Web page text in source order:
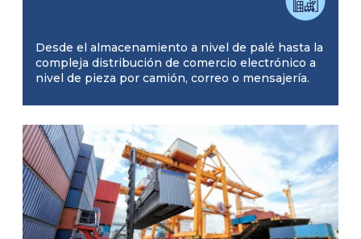
Desde el almacenamiento a nivel de palé hasta la
compleja distribución de comercio electrónico a
nivel de pieza por camión, correo o mensajería.